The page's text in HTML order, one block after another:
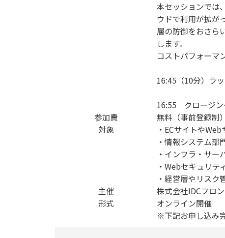
本セッションでは
ウドで利用が拡が
層の防御をおさら
します。
コストパフォーマ
16:45（10分）ラ
16:55 クロージン
参加費
無料（事前登録制）
対象
・ECサイトや
・情報システム部
・インフラ・サー
・Webセキュリ
・経営層やリスク
主催
株式会社IDCフロ
形式
オンライン開催
※下記お申し込み